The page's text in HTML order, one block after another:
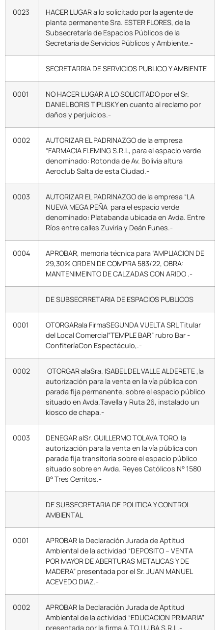
0023
HACER LUGAR a lo solicitado por la agente de
planta permanente Sra. ESTER FLORES, de la
Subsecretaría de Espacios Públicos de la
Secretaría de Servicios Públicos y Ambiente.-
SECRETARRIA DE SERVICIOS PUBLICO Y AMBIENTE
0001
NO HACER LUGAR A LO SOLICITADO por el Sr.
DANIEL BORIS TIPLISKY en cuanto al reclamo por
daños y perjuicios.-
0002
AUTORIZAR EL PADRINAZGO de la empresa
“FARMACIA FLEMING S.R.L, para el espacio verde
denominado: Rotonda de Av. Bolivia altura
Aeroclub Salta de esta Ciudad.-
0003
AUTORIZAR EL PADRINAZGO de la empresa “LA
NUEVA MEGA PEÑA para el espacio verde
denominado: Platabanda ubicada en Avda. Entre
Ríos entre calles Zuviria y Deán Funes.-
0004
APROBAR, memoria técnica para “AMPLIACION DE
29,30% ORDEN DE COMPRA 583/22, OBRA:
MANTENIMEINTO DE CALZADAS CON ARIDO .-
DE SUBSECRRETARIA DE ESPACIOS PUBLICOS
0001
OTORGARala FirmaSEGUNDA VUELTA SRL Titular
del Local Comercial“TEMPLE BAR” rubro Bar -
ConfiteríaCon Espectáculo,.-
0002
OTORGAR alaSra. ISABEL DEL VALLE ALDERETE ,la
autorización para la venta en la vía pública con
parada fija permanente, sobre el espacio público
situado en Avda.Tavella y Ruta 26, instalado un
kiosco de chapa.-
0003
DENEGAR alSr. GUILLERMO TOLAVA TORO, la
autorización para la venta en la vía pública con
parada fija transitoria sobre el espacio público
situado sobre en Avda. Reyes Católicos N° 1580
B° Tres Cerritos.-
DE SUBSECRETARIA DE POLITICA Y CONTROL
AMBIENTAL
0001
APROBAR la Declaración Jurada de Aptitud
Ambiental de la actividad “DEPOSITO – VENTA
POR MAYOR DE ABERTURAS METALICAS Y DE
MADERA” presentada por el Sr. JUAN MANUEL
ACEVEDO DIAZ.-
0002
APROBAR la Declaración Jurada de Aptitud
Ambiental de la actividad “EDUCACION PRIMARIA”
presentada por la firma A.TO.LU.BA S.R.L.-